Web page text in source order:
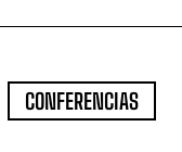
CONFERENCIAS